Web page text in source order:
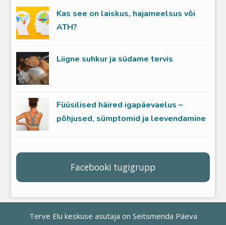
Kas see on laiskus, hajameelsus või
ATH?
Liigne suhkur ja südame tervis
Füüsilised häired igapäevaelus –
põhjused, sümptomid ja leevendamine
Facebooki tugigrupp
Terve Elu keskuse asutaja on Seitsmenda Päeva